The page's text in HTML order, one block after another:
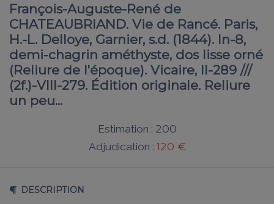
François-Auguste-René de
CHATEAUBRIAND. Vie de Rancé. Paris,
H.-L. Delloye, Garnier, s.d. (1844). In-8,
demi-chagrin améthyste, dos lisse orné
(Reliure de l'époque). Vicaire, II-289 ///
(2f.)-VIII-279. Édition originale. Reliure
un peu...
Estimation : 200
Adjudication : 120 €
DESCRIPTION